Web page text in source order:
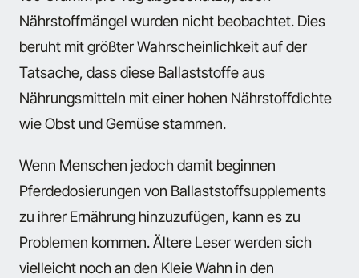
Nährstoffmängel wurden nicht beobachtet. Dies
beruht mit größter Wahrscheinlichkeit auf der
Tatsache, dass diese Ballaststoffe aus
Nährungsmitteln mit einer hohen Nährstoffdichte
wie Obst und Gemüse stammen.
Wenn Menschen jedoch damit beginnen
Pferdedosierungen von Ballaststoffsupplements
zu ihrer Ernährung hinzuzufügen, kann es zu
Problemen kommen. Ältere Leser werden sich
vielleicht noch an den Kleie Wahn in den